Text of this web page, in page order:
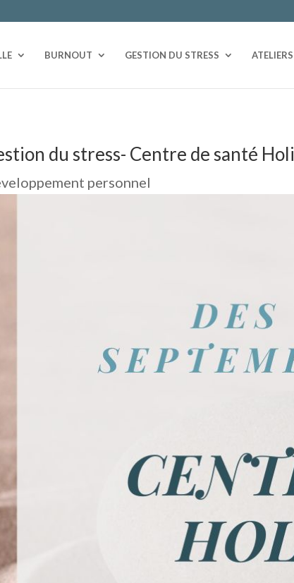
BURNOUT GESTION DU STRESS ATELIERS
du stress- Centre de santé Holi
personnel